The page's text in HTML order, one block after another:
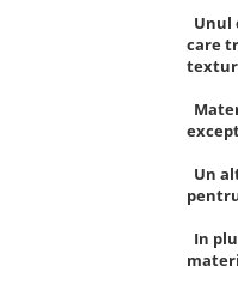
Unul
care
Un
In